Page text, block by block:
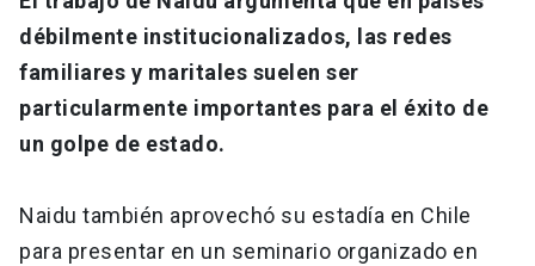
débilmente institucionalizados, las redes
familiares y maritales suelen ser
particularmente importantes para el éxito de
un golpe de estado.
Naidu también aprovechó su estadía en Chile
para presentar en un seminario organizado en